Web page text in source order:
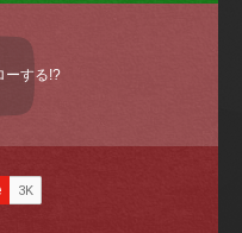
ーする!?